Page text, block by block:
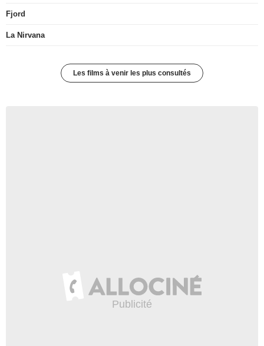
Fjord
La Nirvana
Les films à venir les plus consultés